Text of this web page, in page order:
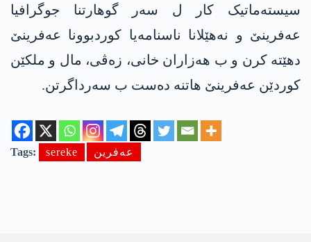
سیستەماتیک کار ل سەر گوھارتنا جوگرافیا
عەفرینێ و نەھێلانا ناسنامەیا کوردبوونا عەفرینێ
دهێتە کرن و ب ھەزاران خانی، زەڤی، مال و ملکێن
کوردێن عەفرینێ ھاتنە دەست ب سەرداگرتن.
Tags: sereke عەفرین